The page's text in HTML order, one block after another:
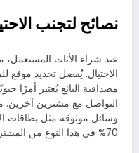
نصائح لتجنب
عند شراء الأثاث المستعمل،
الاحتيال. يُفضل تحديد موقع
مصداقية البائع يُعتبر أمرًا
التواصل مع مشترين آخرين.
وسائل موثوقة مثل بطاقات
70% في هذا النوع من المشتريات.